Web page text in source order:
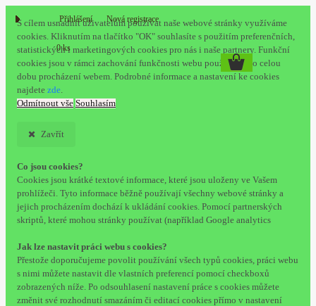
S cílem usnadnit uživatelům používat naše webové stránky využíváme
cookies. Kliknutím na tlačítko "OK" souhlasíte s použitím preferenčních,
statistických i marketingových cookies pro nás i naše partnery. Funkční
cookies jsou v rámci zachování funkčnosti webu používány po celou
dobu procházení webem. Podrobné informace a nastavení ke cookies
najdete zde.
Odmítnout vše Souhlasím
Zavřít
Co jsou cookies?
Cookies jsou krátké textové informace, které jsou uloženy ve Vašem
prohlížeči. Tyto informace běžně používají všechny webové stránky a
jejich procházením dochází k ukládání cookies. Pomocí partnerských
skriptů, které mohou stránky používat (například Google analytics
Jak lze nastavit práci webu s cookies?
Přestože doporučujeme povolit používání všech typů cookies, práci webu
s nimi můžete nastavit dle vlastních preferencí pomocí checkboxů
zobrazených níže. Po odsouhlasení nastavení práce s cookies můžete
změnit své rozhodnutí smazáním či editací cookies přímo v nastavení
Přihlášení Nová registrace
0 ks